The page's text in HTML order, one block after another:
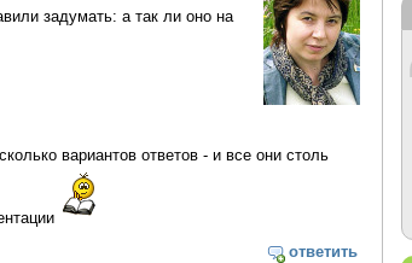
задумать: а так ли оно на
вариантов ответов - и все они столь
ответить